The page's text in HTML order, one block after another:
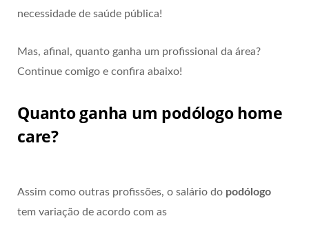
necessidade de saúde pública!
Mas, afinal, quanto ganha um profissional da área?
Continue comigo e confira abaixo!
Quanto ganha um podólogo home
care?
Assim como outras profissões, o salário do podólogo
tem variação de acordo com as